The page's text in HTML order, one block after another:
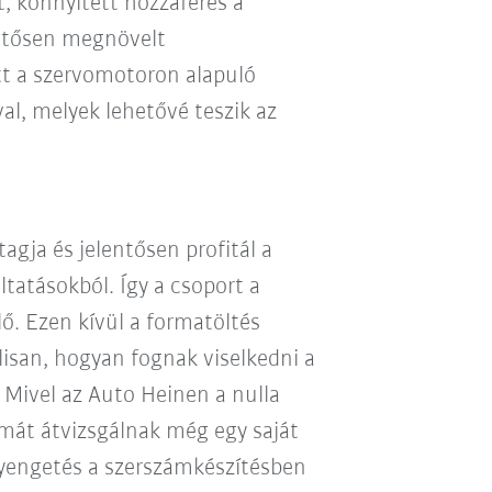
megnövelt
a szervomotoron alapuló
melyek lehetővé teszik az
és jelentősen profitál a
Így a csoport a
Ezen kívül a formatöltés
hogyan fognak viselkedni a
az Auto Heinen a nulla
átvizsgálnak még egy saját
a szerszámkészítésben